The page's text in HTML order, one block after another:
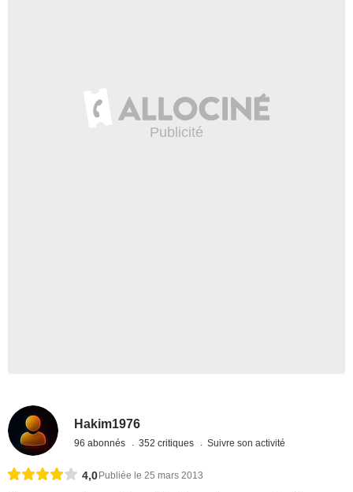
Hakim1976
96 abonnés 352 critiques Suivre son activité
4,0 Publiée le 25 mars 2013